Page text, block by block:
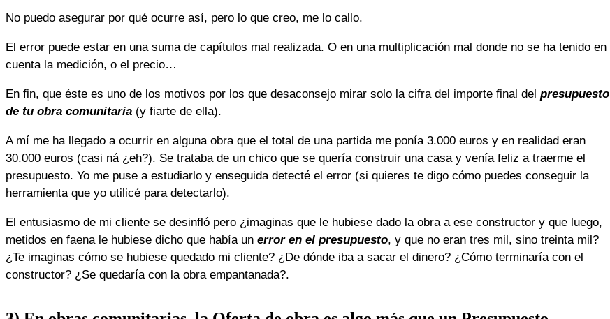
No puedo asegurar por qué ocurre así, pero lo que creo, me lo callo.
El error puede estar en una suma de capítulos mal realizada. O en una multiplicación mal donde no se ha tenido en
cuenta la medición, o el precio…
En fin, que éste es uno de los motivos por los que desaconsejo mirar solo la cifra del importe final del presupuesto
de tu obra comunitaria (y fiarte de ella).
A mí me ha llegado a ocurrir en alguna obra que el total de una partida me ponía 3.000 euros y en realidad eran
30.000 euros (casi ná ¿eh?). Se trataba de un chico que se quería construir una casa y venía feliz a traerme el
presupuesto. Yo me puse a estudiarlo y enseguida detecté el error (si quieres te digo cómo puedes conseguir la
herramienta que yo utilicé para detectarlo).
El entusiasmo de mi cliente se desinfló pero ¿imaginas que le hubiese dado la obra a ese constructor y que luego,
metidos en faena le hubiese dicho que había un error en el presupuesto, y que no eran tres mil, sino treinta mil?
¿Te imaginas cómo se hubiese quedado mi cliente? ¿De dónde iba a sacar el dinero? ¿Cómo terminaría con el
constructor? ¿Se quedaría con la obra empantanada?.